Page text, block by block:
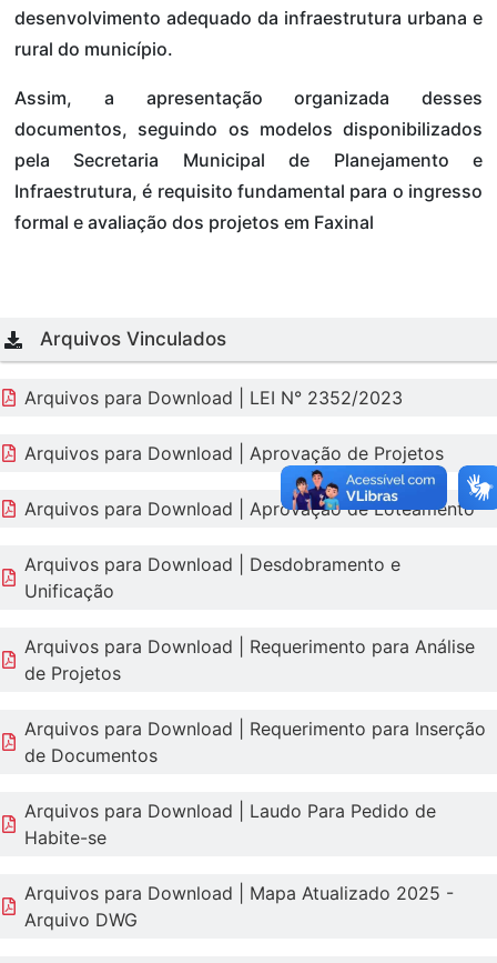
desenvolvimento adequado da infraestrutura urbana e
rural do município.
Assim, a apresentação organizada desses
documentos, seguindo os modelos disponibilizados
pela Secretaria Municipal de Planejamento e
Infraestrutura, é requisito fundamental para o ingresso
formal e avaliação dos projetos em Faxinal
Arquivos Vinculados
Arquivos para Download | LEI N° 2352/2023
Arquivos para Download | Aprovação de Projetos
Arquivos para Download | Aprovação de Loteamento
Arquivos para Download | Desdobramento e
Unificação
Arquivos para Download | Requerimento para Análise
de Projetos
Arquivos para Download | Requerimento para Inserção
de Documentos
Arquivos para Download | Laudo Para Pedido de
Habite-se
Arquivos para Download | Mapa Atualizado 2025 -
Arquivo DWG